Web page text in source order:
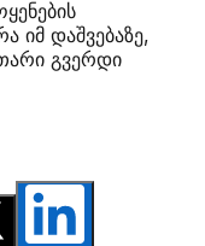
იმ დაშვებაზე,
გვერდი